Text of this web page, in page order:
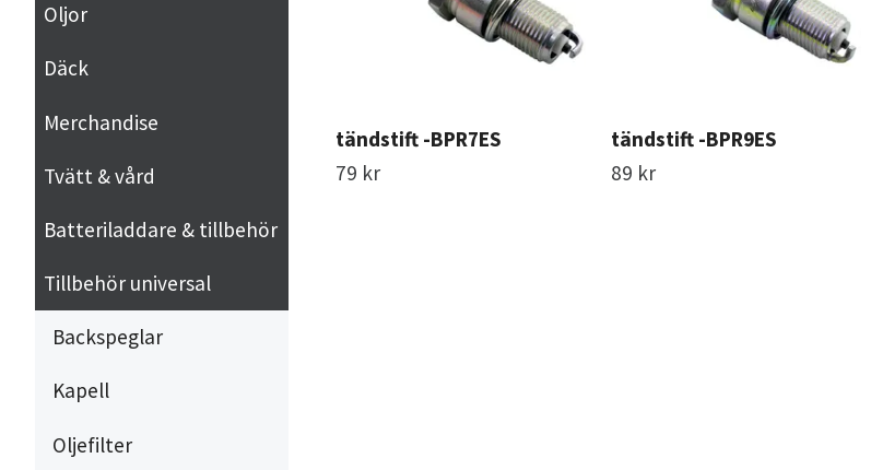
Oljor
Däck
Merchandise
Tvätt & vård
Batteriladdare & tillbehör
Tillbehör universal
Backspeglar
Kapell
Oljefilter
tändstift -BPR7ES
79 kr
tändstift -BPR9ES
89 kr